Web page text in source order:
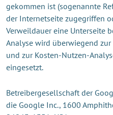
gekommen ist (sogenannte
der Internetseite zugegriffen
Verweildauer eine Unterseite
Analyse wird überwiegend
und zur Kosten-Nutzen-
eingesetzt.
Betreibergesellschaft der
die Google Inc., 1600